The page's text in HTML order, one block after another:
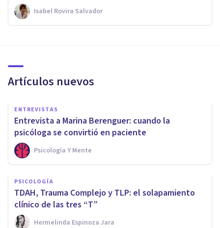
Isabel Rovira Salvador
Artículos nuevos
ENTREVISTAS
Entrevista a Marina Berenguer: cuando la
psicóloga se convirtió en paciente
Psicología Y Mente
PSICOLOGÍA
TDAH, Trauma Complejo y TLP: el solapamiento
clínico de las tres “T”
Hermelinda Espinoza Jara